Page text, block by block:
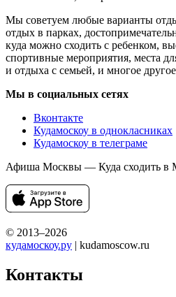
Мы советуем любые варианты
отдых в парках,
куда можно сходить с ребенком,
спортивные мероприятия, места
и отдыха с семьей, и многое
Мы в социальных сетях
Вконтакте
Кудамоскоу в однокласниках
Кудамоскоу в телеграме
Афиша Москвы — Куда сходить в
© 2013–2026
кудамоскоу.ру | kudamoscow.ru
Контакты